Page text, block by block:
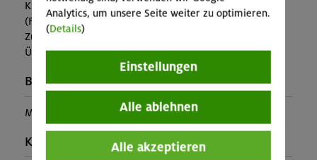
Kursleitung, Ausrüstung
(Falls nicht in den Leistungen inbegriffen, fallen
Zusatzkosten für z.B. An- und Abreise, Verpflegung,
Übernachtung oder Skipass an.)
Buchungscode:
MUC-26-0782
Kontakt Veranstalter:
Analytics, um unsere Seite weiter zu optimieren.
(Details)
Einstellungen
Alle ablehnen
Alle akzeptieren